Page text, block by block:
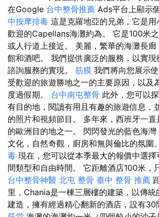
在Google 台中整骨推薦 Ads平台上顯示
中按摩排毒 這是克羅地亞的兄弟，它是
歡迎的Capellans海灘約為。 它是100米
或人行道上接近。 美麗，繁華的海灘長廊
館和酒吧。 我們提供廣泛的服務，以實現
諮詢服務的實現。 筋膜 我們將向您展示
受歡迎的旅遊勝地之一的主要原因，以及
度過假期。 台中南屯整骨 此外，您可以
有目的地，閱讀有用且有趣的旅遊信息，
的照片和視頻節目。 多年來，西班牙一
的歐洲目的地之一。 閃閃發光的藍色海灣
文化，自然奇觀，廚房和無與倫比的氛圍。
毒 現在，您可以從本季最大的報價中選
間類型和自由時間。 它距離酒店100米，
台中整骨神醫 北屯 整骨 臺中 整骨 推薦
里，Chania是一棟三層樓的建築，以傳統
建造，擁有經過精心翻新的酒店，設有30